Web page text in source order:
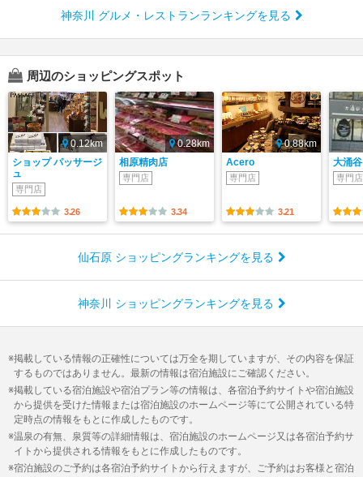
神奈川 グルメ・レストランランキングを見る
周辺のショッピングスポット
0.12km
ショップ パッサージ
ュ
専門店
3.26
0.28km
相原精肉店
専門店
3.34
0.88km
Acero
専門店
3.21
大涌
専門店
仙石原 ショッピングランキングを見る
神奈川 ショッピングランキングを見る
掲載している情報の正確性については万全を期していますが、その内容を保証
するものではありません。最新の情報は宿泊施設にご確認ください。
掲載している宿泊施設や宿泊プラン等の情報は、各宿泊予約サイトや宿泊施設
から提供を受けた情報または宿泊施設のホームページ等にて公開されている特
定時点の情報をもとに作成したものです。
温泉の有無、泉質等の詳細情報は、宿泊施設のホームページ又は各宿泊予約サ
イトから提供される情報をもとに作成したものです。
宿泊施設のご予約は各宿泊予約サイトから行えますが、ご予約はお客様と宿泊